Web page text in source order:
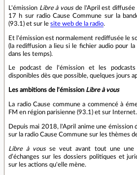
L'émission Libre à vousde l'April est diffusée
17 h sur radio Cause Commune sur la
(93.1) et sur le site web de la radio.
Et l'émission est normalement rediffusée le
(la rediffusion a lieu si le fichier audio pour
dans les temps).
Le podcast de l'émission et les
disponibles dès que possible, quelques jours
Les ambitions de l'émission Libre à vous
La radio Cause commune a commencé à
FM en région parisienne (93.1) et sur Internet.
Depuis mai 2018, l'April anime une émission
sur la radio Cause Commune sur les thèmes
Libre à vousse veut avant tout une une
d’échanges sur les dossiers politiques et
sur les actions qu'elle mène.